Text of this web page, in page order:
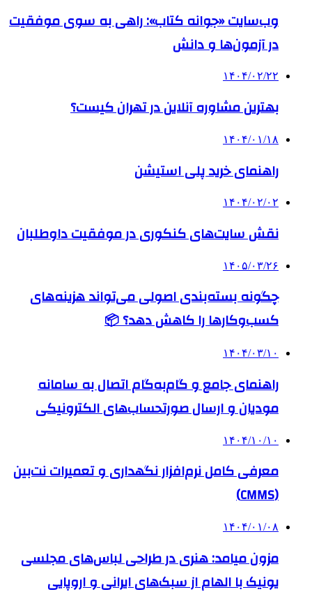
وب‌سایت «جوانه کتاب»: راهی به سوی موفقیت
در آزمون‌ها و دانش
۱۴۰۴/۰۲/۲۲
بهترین مشاوره آنلاین در تهران کیست؟
۱۴۰۴/۰۱/۱۸
راهنمای خرید پلی استیشن
۱۴۰۴/۰۲/۰۲
نقش سایت‌های کنکوری در موفقیت داوطلبان
۱۴۰۵/۰۳/۲۶
چگونه بسته‌بندی اصولی می‌تواند هزینه‌های
کسب‌وکارها را کاهش دهد؟ 📦
۱۴۰۴/۰۳/۱۰
راهنمای جامع و گام‌به‌گام اتصال به سامانه
مودیان و ارسال صورتحساب‌های الکترونیکی
۱۴۰۴/۱۰/۱۰
معرفی کامل نرم‌افزار نگهداری و تعمیرات نت‌بین
(CMMS)
۱۴۰۴/۰۱/۰۸
مزون میامد: هنری در طراحی لباس‌های مجلسی
یونیک با الهام از سبک‌های ایرانی و اروپایی